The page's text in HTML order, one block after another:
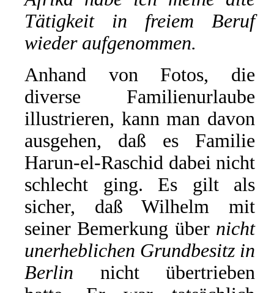
Tätigkeit in freiem Beruf
wieder aufgenommen.
Anhand von Fotos, die
diverse Familienurlaube
illustrieren, kann man davon
ausgehen, daß es Familie
Harun-el-Raschid dabei nicht
schlecht ging. Es gilt als
sicher, daß Wilhelm mit
seiner Bemerkung über nicht
unerheblichen Grundbesitz in
Berlin nicht übertrieben